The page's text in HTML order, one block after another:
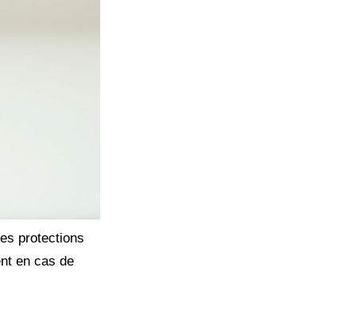
protections
en cas de